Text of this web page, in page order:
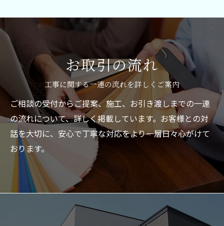
お取引の流れ
工事に関する一連の流れを詳しくご案内
ご相談の受付からご提案、施工、お引き渡しまでの一連
の流れについて、詳しく掲載しています。お客様との対
話を大切に、安心で丁寧な対応をより一層日々心がけて
おります。